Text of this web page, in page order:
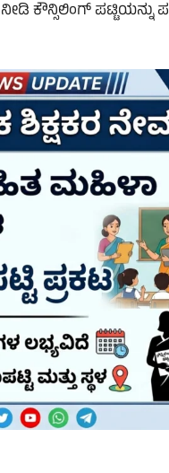
ಕೌನ್ಸಿಲಿಂಗ್ ಪಟ್ಟಿಯನ್ನು